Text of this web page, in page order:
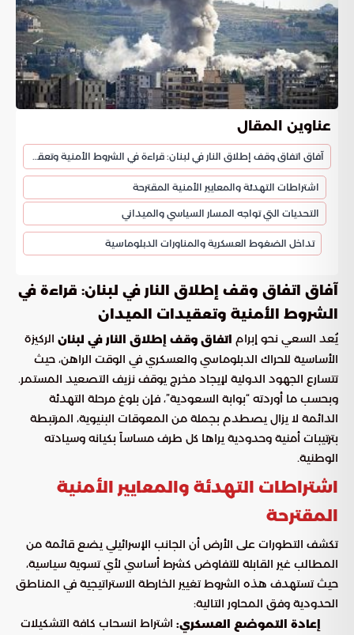
عناوين المقال
آفاق اتفاق وقف إطلاق النار في لبنان: قراءة في الشروط الأمنية وتعقيدات الميدان
اشتراطات التهدئة والمعايير الأمنية المقترحة
التحديات التي تواجه المسار السياسي والميداني
تداخل الضغوط العسكرية والمناورات الدبلوماسية
آفاق اتفاق وقف إطلاق النار في لبنان: قراءة في
الشروط الأمنية وتعقيدات الميدان
يُعد السعي نحو إبرام اتفاق وقف إطلاق النار في لبنان الركيزة
الأساسية للحراك الدبلوماسي والعسكري في الوقت الراهن، حيث
تتسارع الجهود الدولية لإيجاد مخرج يوقف نزيف التصعيد المستمر.
وبحسب ما أوردته “بوابة السعودية”، فإن بلوغ مرحلة التهدئة
الدائمة لا يزال يصطدم بجملة من المعوقات البنيوية، المرتبطة
بترتيبات أمنية وحدودية يراها كل طرف مساساً بكيانه وسيادته
الوطنية.
اشتراطات التهدئة والمعايير الأمنية
المقترحة
تكشف التطورات على الأرض أن الجانب الإسرائيلي يضع قائمة من
المطالب غير القابلة للتفاوض كشرط أساسي لأي تسوية سياسية،
حيث تستهدف هذه الشروط تغيير الخارطة الاستراتيجية في المناطق
الحدودية وفق المحاور التالية:
إعادة التموضع العسكري: اشتراط انسحاب كافة التشكيلات